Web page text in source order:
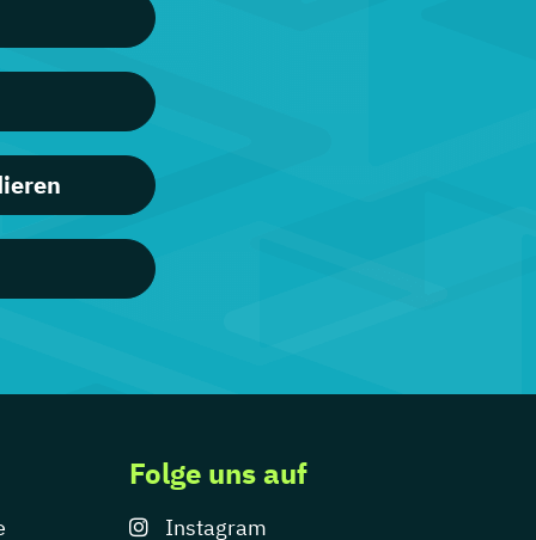
Folge uns auf
Instagram